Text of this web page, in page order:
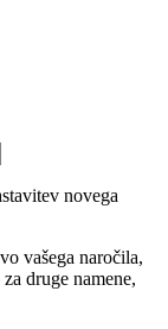
novega
vašega naročila,
druge namene,